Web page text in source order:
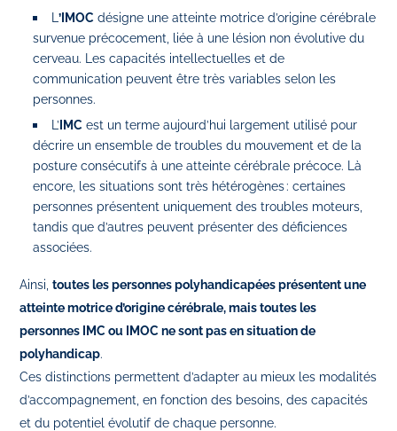
L ’IMOC désigne une atteinte motrice d’origine cérébrale
survenue précocement, liée à une lésion non évolutive du
cerveau. Les capacités intellectuelles et de
communication peuvent être très variables selon les
personnes.
L’IMC est un terme aujourd’hui largement utilisé pour
décrire un ensemble de troubles du mouvement et de la
posture consécutifs à une atteinte cérébrale précoce. Là
encore, les situations sont très hétérogènes : certaines
personnes présentent uniquement des troubles moteurs,
tandis que d’autres peuvent présenter des déficiences
associées.
Ainsi,toutes les personnes polyhandicapées présentent une
atteinte motrice d’origine cérébrale, mais toutes les
personnes IMC ou IMOC ne sont pas en situation de
polyhandicap.
Ces distinctions permettent d’adapter au mieux les modalités
d’accompagnement, en fonction des besoins, des capacités
et du potentiel évolutif de chaque personne.